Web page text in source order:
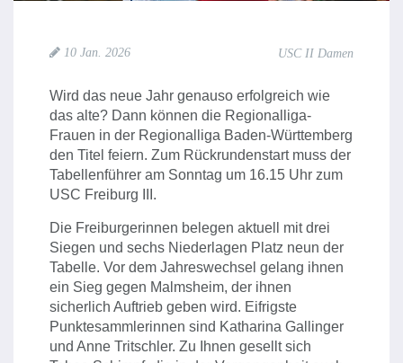
10 Jan. 2026 USC II Damen
Wird das neue Jahr genauso erfolgreich wie
das alte? Dann können die Regionalliga-
Frauen in der Regionalliga Baden-Württemberg
den Titel feiern. Zum Rückrundenstart muss der
Tabellenführer am Sonntag um 16.15 Uhr zum
USC Freiburg III.
Die Freiburgerinnen belegen aktuell mit drei
Siegen und sechs Niederlagen Platz neun der
Tabelle. Vor dem Jahreswechsel gelang ihnen
ein Sieg gegen Malmsheim, der ihnen
sicherlich Auftrieb geben wird. Eifrigste
Punktesammlerinnen sind Katharina Gallinger
und Anne Tritschler. Zu Ihnen gesellt sich